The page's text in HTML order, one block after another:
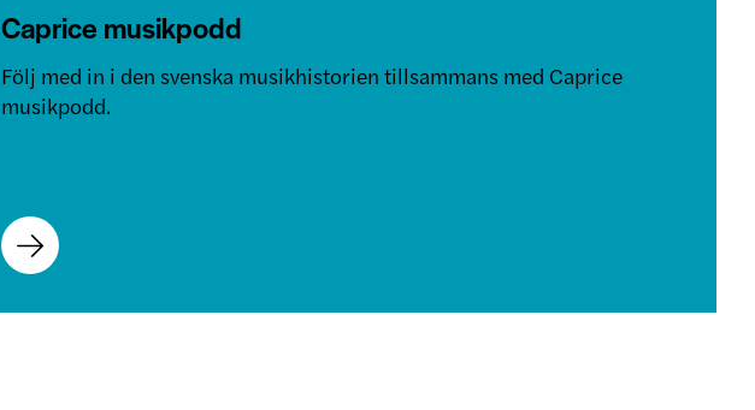
Caprice musikpodd
Följ med in i den svenska musikhistorien tillsammans med Caprice
musikpodd.